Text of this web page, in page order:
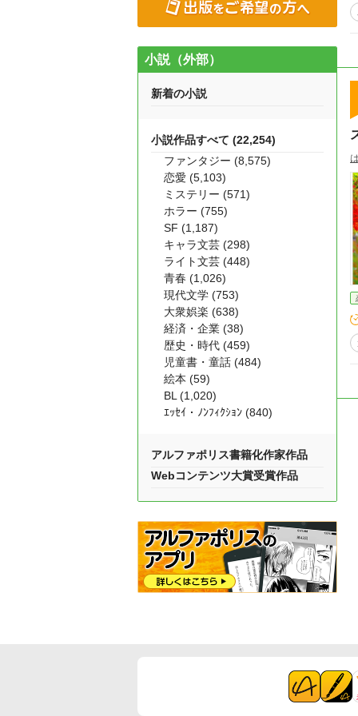
小説（外部）
新着の小説
小説作品すべて (22,254)
ファンタジー (8,575)
恋愛 (5,103)
ミステリー (571)
ホラー (755)
SF (1,187)
キャラ文芸 (298)
ライト文芸 (448)
青春 (1,026)
現代文学 (753)
大衆娯楽 (638)
経済・企業 (38)
歴史・時代 (459)
児童書・童話 (484)
絵本 (59)
BL (1,020)
ｴｯｾｲ・ﾉﾝﾌｨｸｼｮﾝ (840)
アルファポリス書籍化作家作品
Webコンテンツ大賞受賞作品